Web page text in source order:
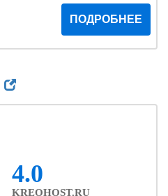
ПОДРОБНЕЕ
4.0
KREOHOST.RU